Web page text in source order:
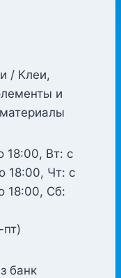
/ Клеи,
и
18:00, Вт: с
18:00, Чт: с
18:00, Сб:
пт)
банк